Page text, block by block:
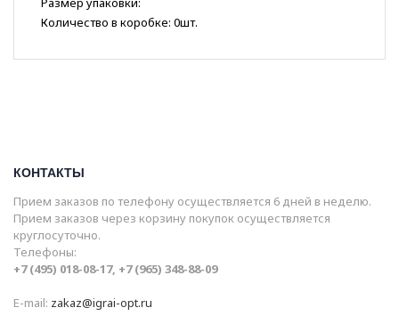
Количество в коробке: 0шт.
КОНТАКТЫ
Прием заказов по телефону осуществляется 6 дней в неделю.
Прием заказов через корзину покупок осуществляется
круглосуточно.
Телефоны:
+7 (495) 018-08-17, +7 (965) 348-88-09
E-mail: zakaz@igrai-opt.ru